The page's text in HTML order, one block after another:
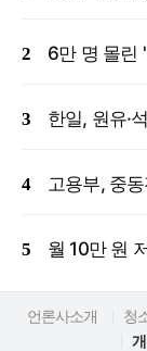
언론사소개 청